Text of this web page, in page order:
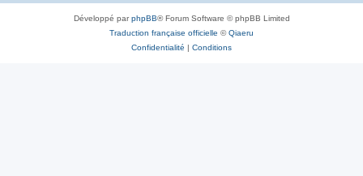
Développé parphpBB® Forum Software © phpBB Limited
Traduction française officielle ©Qiaeru
Confidentialité | Conditions